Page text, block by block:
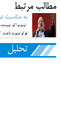
مطالب مرتبط
به مناسبت
فوکو شهرت داشت.
تحلیل